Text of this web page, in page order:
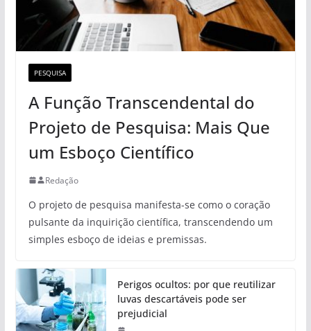
PESQUISA
A Função Transcendental do
Projeto de Pesquisa: Mais Que
um Esboço Científico
Redação
O projeto de pesquisa manifesta-se como o coração
pulsante da inquirição científica, transcendendo um
simples esboço de ideias e premissas.
Perigos ocultos: por que reutilizar
luvas descartáveis pode ser
prejudicial